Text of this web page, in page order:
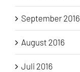
September 2016
August 2016
Juli 2016